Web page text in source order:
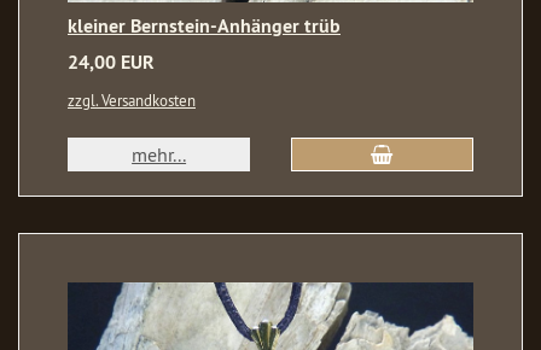
kleiner Bernstein-Anhänger trüb
24,00 EUR
zzgl. Versandkosten
mehr...